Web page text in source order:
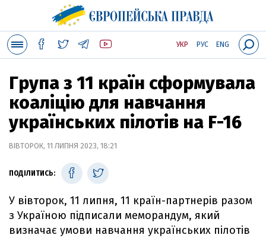
УКР РУС ENG
Група з 11 країн сформувала
коаліцію для навчання
українських пілотів на F-16
ВІВТОРОК, 11 ЛИПНЯ 2023, 18:21
ПОДІЛИТИСЬ:
У вівторок, 11 липня, 11 країн-партнерів разом
з Україною підписали меморандум, який
визначає умови навчання українських пілотів